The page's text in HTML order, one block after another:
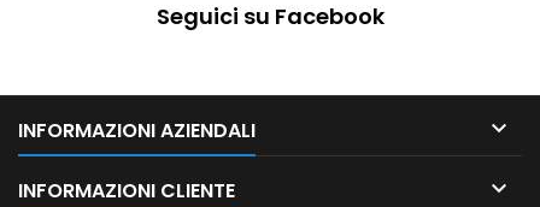
Seguici su Facebook
INFORMAZIONI AZIENDALI 
INFORMAZIONI CLIENTE 